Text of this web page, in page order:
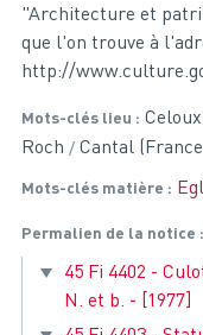
"Architecture et
que l'on trouve à
http://
Mots-clés lieu
Roch
Cantal
Mots-clés matière
Permalien de la notice
45 Fi 4402 -
N. et b. - [1977]